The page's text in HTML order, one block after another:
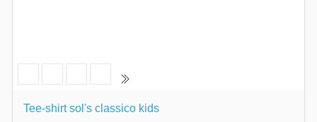
Tee-shirt sol's classico kids